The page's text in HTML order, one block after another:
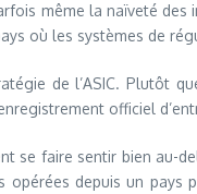
même la naïveté des
où les systèmes de
de l’ASIC. Plutôt
officiel
se faire sentir bien au-
depuis un pays